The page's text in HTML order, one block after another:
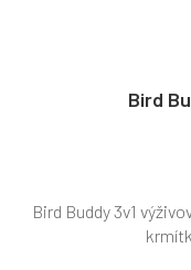
Bird
Bird Buddy 3v1